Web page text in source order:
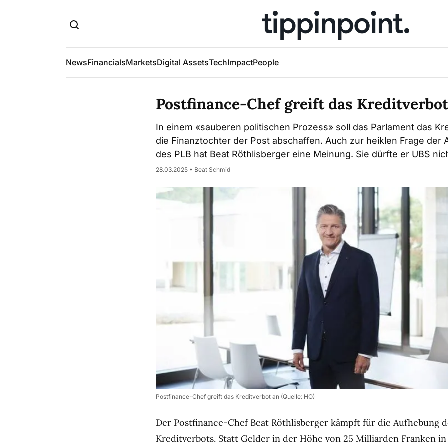
NewsFinancialsMarketsDigital AssetsTechImpactPeople
Postfinance-Chef greift das
In einem «sauberen politischen Prozess» soll das Parlament das
die Finanztochter der Post abschaffen. Auch zur heiklen Frage der
des PLB hat Beat Röthlisberger eine Meinung. Sie dürfte er UBS
28.03.2025 • Beat Schmid
Postfinance-Chef greift das Kreditverbot an (Quelle: HO)
Der Postfinance-Chef Beat Röthlisberger kämpft für die Aufhebung
Kreditverbots. Statt Gelder in der Höhe von 25 Milliarden Franken in